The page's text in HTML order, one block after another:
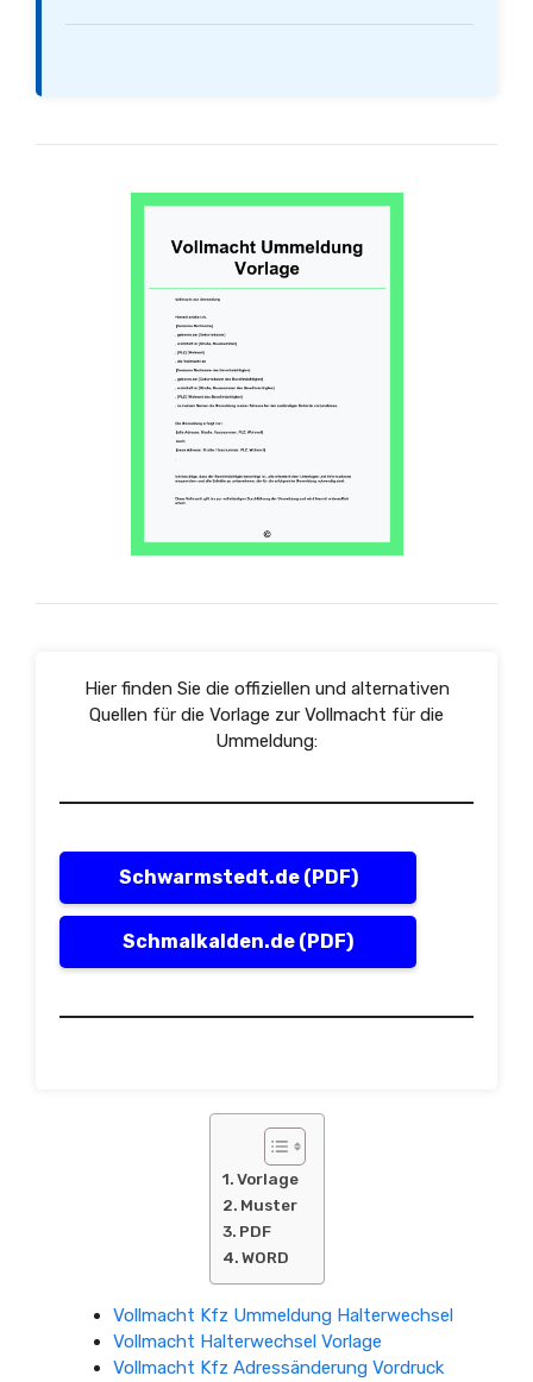
Hier finden Sie die offiziellen und alternativen
Quellen für die Vorlage zur Vollmacht für die
Ummeldung:
Schwarmstedt.de (PDF)
Schmalkalden.de (PDF)
Vorlage
Muster
PDF
WORD
Vollmacht Kfz Ummeldung Halterwechsel
Vollmacht Halterwechsel Vorlage
Vollmacht Kfz Adressänderung Vordruck